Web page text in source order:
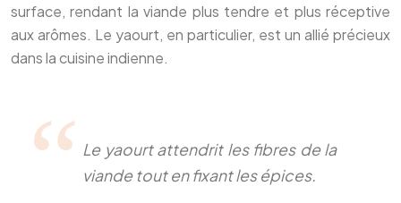
surface, rendant la viande plus tendre et plus réceptive
aux arômes. Le yaourt, en particulier, est un allié précieux
dans la cuisine indienne.
Le yaourt attendrit les fibres de la
viande tout en fixant les épices.